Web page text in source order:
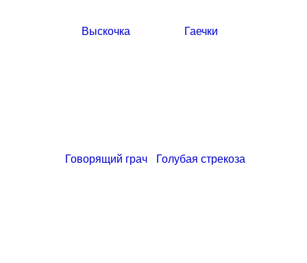
Выскочка Гаечки
Говорящий грач Голубая стрекоза